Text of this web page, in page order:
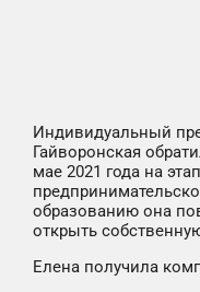
Индивидуальный
Гайворонская
мае 2021 года на
образованию она
открыть
Елена получила